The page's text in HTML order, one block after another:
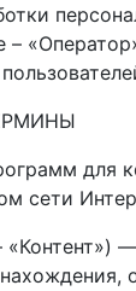
сети